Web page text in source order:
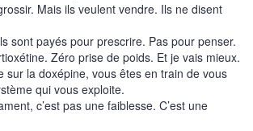
Mais ils veulent vendre. Ils ne disent
sont payés pour prescrire. Pas pour penser.
Zéro prise de poids. Et je vais mieux.
sur la doxépine, vous êtes en train de vous
qui vous exploite.
c’est pas une faiblesse. C’est une